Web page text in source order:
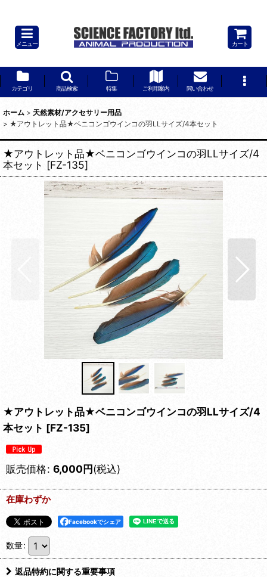
メニュー カート
カテゴリ 商品検索 特集 ご利用案内 問い合わせ
ホーム > 天然素材/アクセサリー用品
> ★アウトレット品★ベニコンゴウインコの羽LLサイズ/4本セット
★アウトレット品★ベニコンゴウインコの羽LLサイズ/4
本セット [FZ-135]
★アウトレット品★ベニコンゴウインコの羽LLサイズ/4
本セット [FZ-135]
販売価格: 6,000円(税込)
在庫わずか
Facebookでシェア
数量:
返品特約に関する重要事項